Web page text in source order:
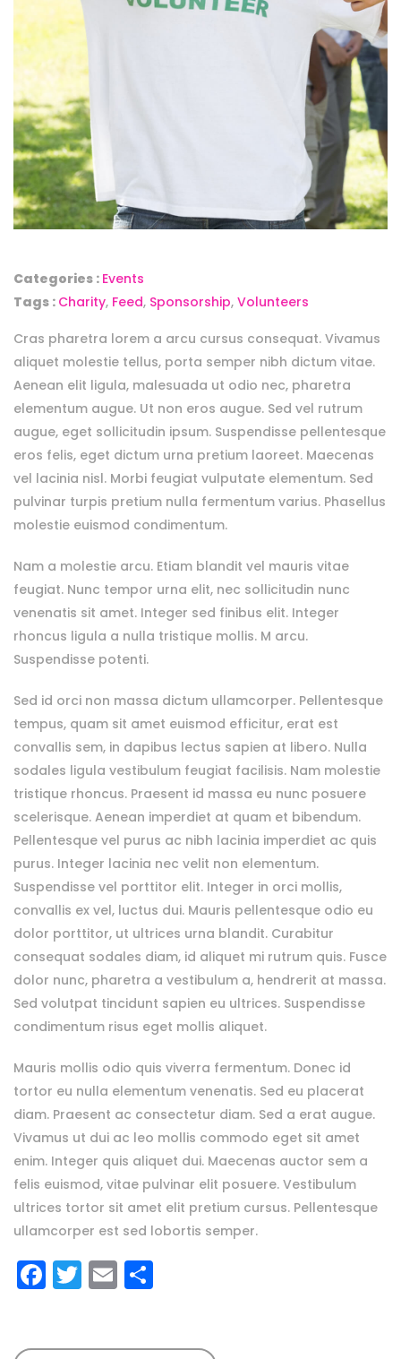
Categories : Events
Tags : Charity, Feed, Sponsorship, Volunteers
Cras pharetra lorem a arcu cursus consequat. Vivamus
aliquet molestie tellus, porta semper nibh dictum vitae.
Aenean elit ligula, malesuada ut odio nec, pharetra
elementum augue. Ut non eros augue. Sed vel rutrum
augue, eget sollicitudin ipsum. Suspendisse pellentesque
eros felis, eget dictum urna pretium laoreet. Maecenas
vel lacinia nisl. Morbi feugiat vulputate elementum. Sed
pulvinar turpis pretium nulla fermentum varius. Phasellus
molestie euismod condimentum.
Nam a molestie arcu. Etiam blandit vel mauris vitae
feugiat. Nunc tempor urna elit, nec sollicitudin nunc
venenatis sit amet. Integer sed finibus elit. Integer
rhoncus ligula a nulla tristique mollis. M arcu.
Suspendisse potenti.
Sed id orci non massa dictum ullamcorper. Pellentesque
tempus, quam sit amet euismod efficitur, erat est
convallis sem, in dapibus lectus sapien at libero. Nulla
sodales ligula vestibulum feugiat facilisis. Nam molestie
tristique rhoncus. Praesent id massa eu nunc posuere
scelerisque. Aenean imperdiet at quam et bibendum.
Pellentesque vel purus ac nibh lacinia imperdiet ac quis
purus. Integer lacinia nec velit non elementum.
Suspendisse vel porttitor elit. Integer in orci mollis,
convallis ex vel, luctus dui. Mauris pellentesque odio eu
dolor porttitor, ut ultrices urna blandit. Curabitur
consequat sodales diam, id aliquet mi rutrum quis. Fusce
dolor nunc, pharetra a vestibulum a, hendrerit at massa.
Sed volutpat tincidunt sapien eu ultrices. Suspendisse
condimentum risus eget mollis aliquet.
Mauris mollis odio quis viverra fermentum. Donec id
tortor eu nulla elementum venenatis. Sed eu placerat
diam. Praesent ac consectetur diam. Sed a erat augue.
Vivamus ut dui ac leo mollis commodo eget sit amet
enim. Integer quis aliquet dui. Maecenas auctor sem a
felis euismod, vitae pulvinar elit posuere. Vestibulum
ultrices tortor sit amet elit pretium cursus. Pellentesque
ullamcorper est sed lobortis semper.
Facebook
Twitter
Email